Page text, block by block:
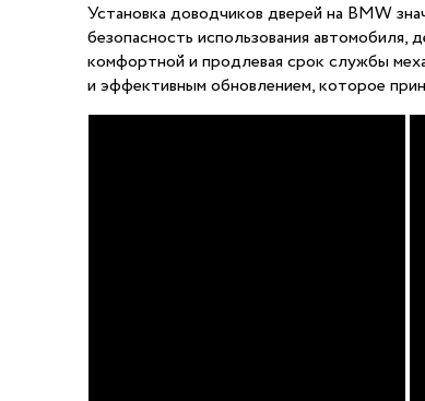
Установка доводчиков дверей на BMW
безопасность использования автомобиля,
комфортной и продлевая срок службы
и эффективным обновлением, которое